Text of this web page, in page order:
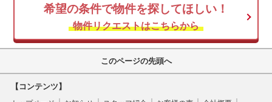
空き家
希望の条件で物件を探してほしい！
物件リクエストはこちらから
このページの先頭へ
【コンテンツ】